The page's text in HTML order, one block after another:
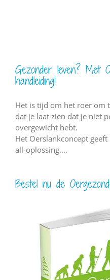
Gezonder leven? Met
handleiding!
Het is tijd om het roer om
dat je laat zien dat je niet
overgewicht hebt.
Het Oerslankconcept
all-oplossing....
Bestel nu de